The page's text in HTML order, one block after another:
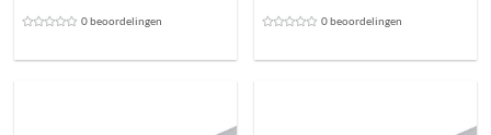
0 beoordelingen 0 beoordelingen